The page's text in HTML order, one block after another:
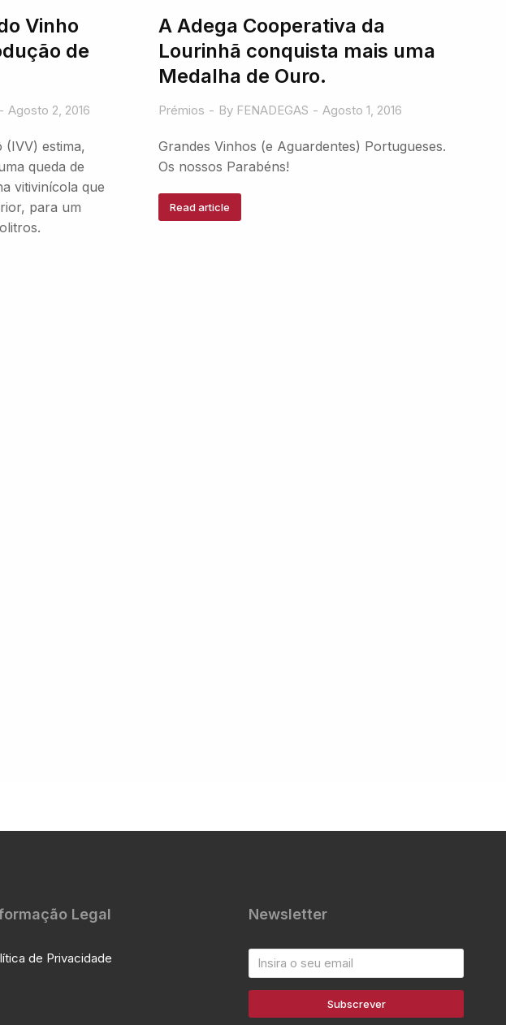
Vinho
de
Agosto 2, 2016
(IVV) estima,
queda de
vitivinícola que
para um
A Adega Cooperativa da
Lourinhã conquista mais uma
Medalha de Ouro.
Prémios By FENADEGAS Agosto 1, 2016
Grandes Vinhos (e Aguardentes) Portugueses.
Os nossos Parabéns!
Read article
Legal
de Privacidade
Newsletter
Subscrever